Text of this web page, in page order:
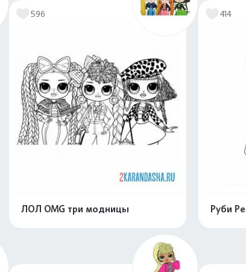
596
ЛОЛ OMG три модницы
414
Руби